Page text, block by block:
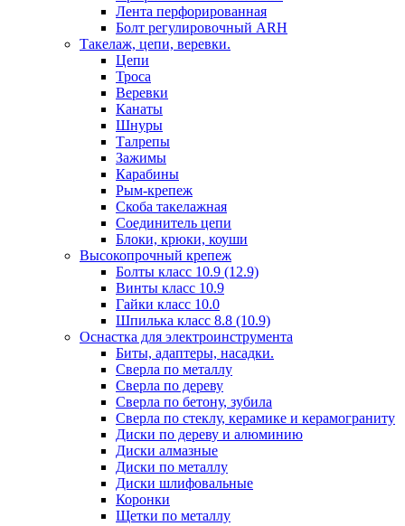
Лента перфорированная
Болт регулировочный ARH
Такелаж, цепи, веревки.
Цепи
Троса
Веревки
Канаты
Шнуры
Талрепы
Зажимы
Карабины
Рым-крепеж
Скоба такелажная
Соединитель цепи
Блоки, крюки, коуши
Высокопрочный крепеж
Болты класс 10.9 (12.9)
Винты класс 10.9
Гайки класс 10.0
Шпилька класс 8.8 (10.9)
Оснастка для электроинструмента
Биты, адаптеры, насадки.
Сверла по металлу
Сверла по дереву
Сверла по бетону, зубила
Сверла по стеклу, керамике и керамограниту
Диски по дереву и алюминию
Диски алмазные
Диски по металлу
Диски шлифовальные
Коронки
Щетки по металлу